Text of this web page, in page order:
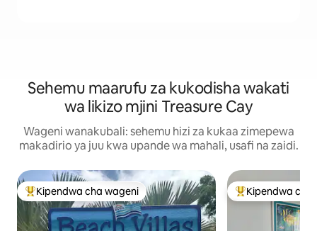
Sehemu maarufu za kukodisha wakati
wa likizo mjini Treasure Cay
Wageni wanakubali: sehemu hizi za kukaa zimepewa
makadirio ya juu kwa upande wa mahali, usafi na zaidi.
Kipendwa maarufu cha wageni
Kipendwa cha wageni Kipendwa
Kipendwa cha